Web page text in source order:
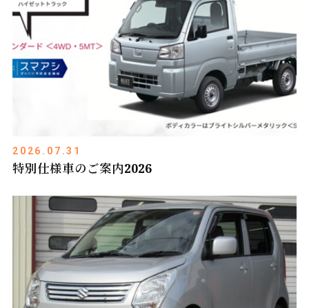
2026.07.31
特別仕様車のご案内2026